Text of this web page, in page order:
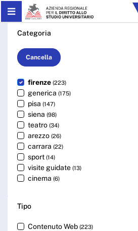
Skip to Main Content
Cerca - ARDSU
Categoria
Cancella
firenze (223)
generica (175)
pisa (147)
siena (98)
teatro (34)
arezzo (26)
carrara (22)
sport (14)
visite guidate (13)
cinema (6)
Tipo
Contenuto Web (223)